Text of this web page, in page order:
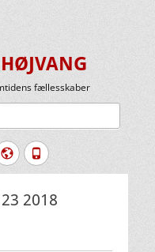
fællesskaber
Website
Tlf.
2018